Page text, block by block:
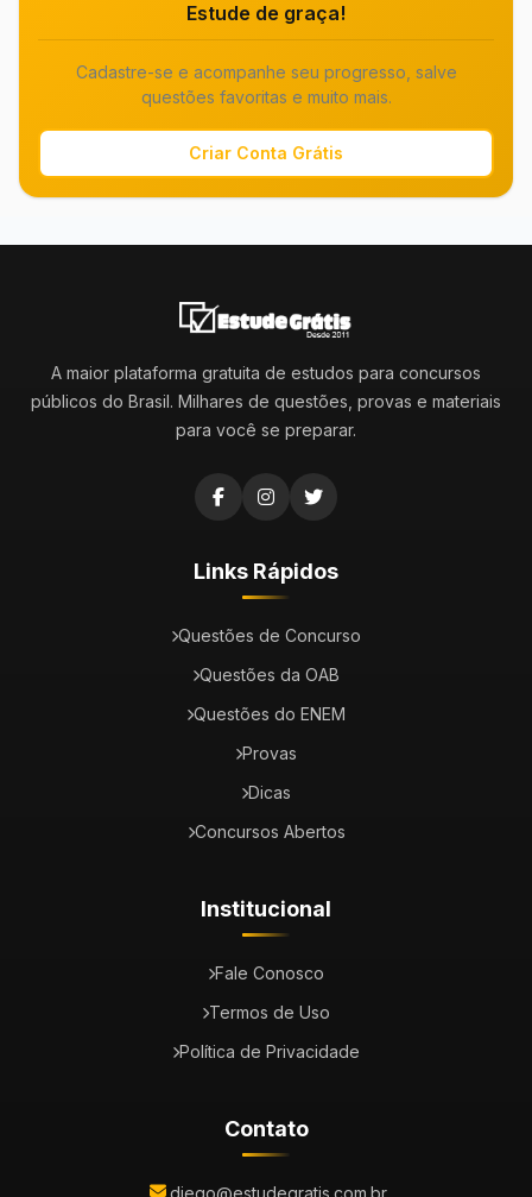
Estude de graça!
Cadastre-se e acompanhe seu progresso, salve
questões favoritas e muito mais.
Criar Conta Grátis
A maior plataforma gratuita de estudos para concursos
públicos do Brasil. Milhares de questões, provas e materiais
para você se preparar.
Links Rápidos
Questões de Concurso
Questões da OAB
Questões do ENEM
Provas
Dicas
Concursos Abertos
Institucional
Fale Conosco
Termos de Uso
Política de Privacidade
Contato
diego@estudegratis.com.br